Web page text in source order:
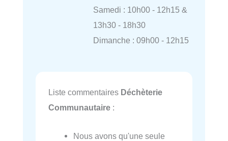
Samedi : 10h00 - 12h15 &
13h30 - 18h30
Dimanche : 09h00 - 12h15
Liste commentaires Déchèterie
Communautaire :
Nous avons qu'une seule